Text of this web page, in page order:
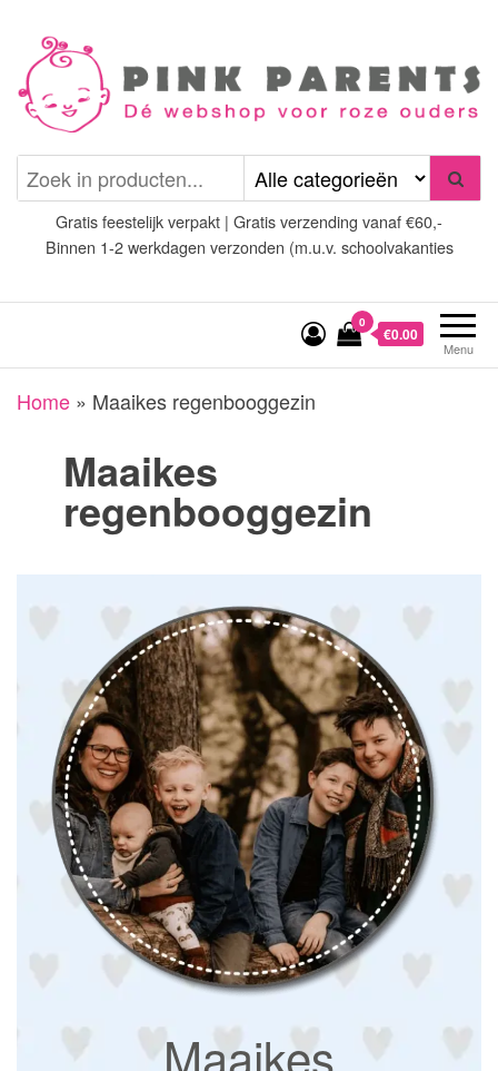
inhoud
Pink Parents
(wens)ouders
Gratis feestelijk verpakt | Gratis verzending vanaf €60,-
Binnen 1-2 werkdagen verzonden (m.u.v. schoolvakanties
Menu
0
€0.00
Home » Maaikes regenbooggezin
Maaikes
regenbooggezin
Maaikes